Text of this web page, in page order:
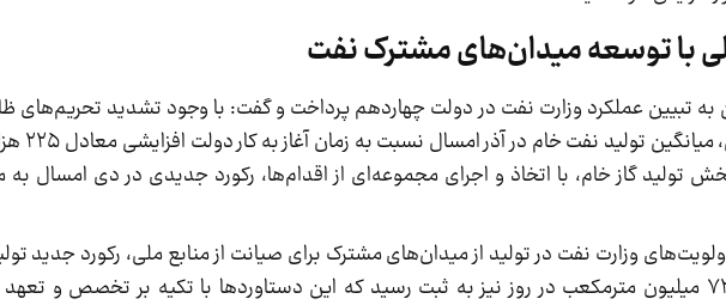
با توسعه میدان‌های مشترک نفت
به تبیین عملکرد وزارت نفت در دولت چهاردهم پرداخت و گفت: با وجود تشدید تحریم‌های
متعدد
وزارت نفت در تولید از میدان‌های مشترک برای صیانت از منابع ملی، رکورد جدید
پارس جنوبی به میزان ۷۲۵ میلیون مترمکعب در روز نیز به ثبت رسید که این دستاوردها با تکیه بر تخصص